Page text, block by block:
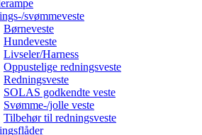
svømmeveste
Børneveste
Hundeveste
Livseler/Harness
Oppustelige redningsveste
Redningsveste
SOLAS godkendte veste
Svømme-/jolle veste
Tilbehør til redningsveste